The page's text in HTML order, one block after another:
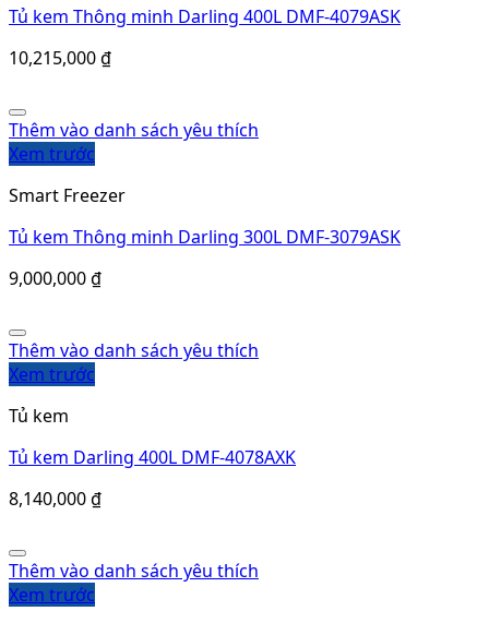
Tủ kem Thông minh Darling 400L DMF-4079ASK
10,215,000₫
Thêm vào danh sách yêu thích
Xem trước
Smart Freezer
Tủ kem Thông minh Darling 300L DMF-3079ASK
9,000,000₫
Thêm vào danh sách yêu thích
Xem trước
Tủ kem
Tủ kem Darling 400L DMF-4078AXK
8,140,000₫
Thêm vào danh sách yêu thích
Xem trước